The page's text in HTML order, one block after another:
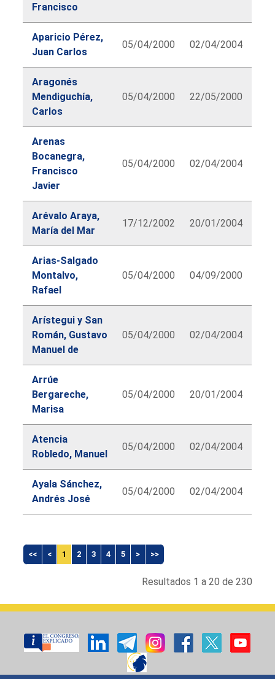
Francisco
Aparicio Pérez,
Juan Carlos
05/04/2000 02/04/2004
Aragonés
Mendiguchía,
Carlos
05/04/2000 22/05/2000
Arenas
Bocanegra,
Francisco
Javier
05/04/2000 02/04/2004
Arévalo Araya,
María del Mar
17/12/2002 20/01/2004
Arias-Salgado
Montalvo,
Rafael
05/04/2000 04/09/2000
Arístegui y San
Román, Gustavo
Manuel de
05/04/2000 02/04/2004
Arrúe
Bergareche,
Marisa
05/04/2000 20/01/2004
Atencia
Robledo, Manuel
05/04/2000 02/04/2004
Ayala Sánchez,
Andrés José
05/04/2000 02/04/2004
<< < 1 2 3 4 5 > >>
Resultados 1 a 20 de 230